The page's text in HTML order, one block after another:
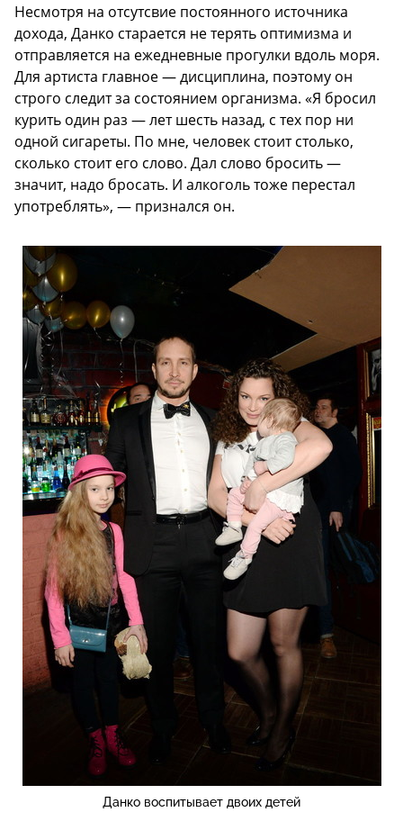
Несмотря на отсутсвие постоянного источника
дохода, Данко старается не терять оптимизма и
отправляется на ежедневные прогулки вдоль моря.
Для артиста главное — дисциплина, поэтому он
строго следит за состоянием организма. «Я бросил
курить один раз — лет шесть назад, с тех пор ни
одной сигареты. По мне, человек стоит столько,
сколько стоит его слово. Дал слово бросить —
значит, надо бросать. И алкоголь тоже перестал
употреблять», — признался он.
Данко воспитывает двоих детей